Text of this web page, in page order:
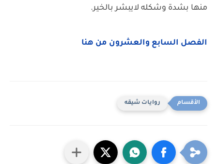
منها بشدة وشكله لايبشر بالخير.
الفصل السابع والعشرون من هنا
روايات شيقه